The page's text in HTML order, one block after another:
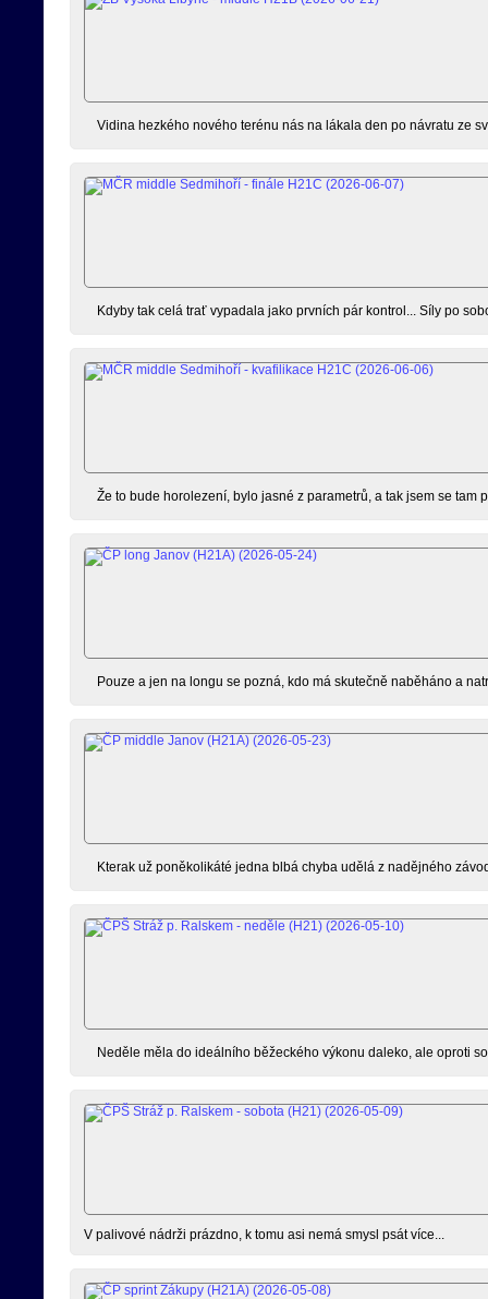
Vidina hezkého nového terénu nás na lákala den po návratu ze
Kdyby tak celá trať vypadala jako prvních pár kontrol... Síly po
Že to bude horolezení, bylo jasné z parametrů, a tak jsem se
Pouze a jen na longu se pozná, kdo má skutečně naběháno a
Kterak už poněkolikáté jedna blbá chyba udělá z nadějného
Neděle měla do ideálního běžeckého výkonu daleko, ale oproti
V palivové nádrži prázdno, k tomu asi nemá smysl psát více...